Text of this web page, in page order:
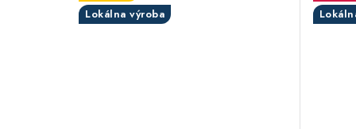
Lokálna výroba